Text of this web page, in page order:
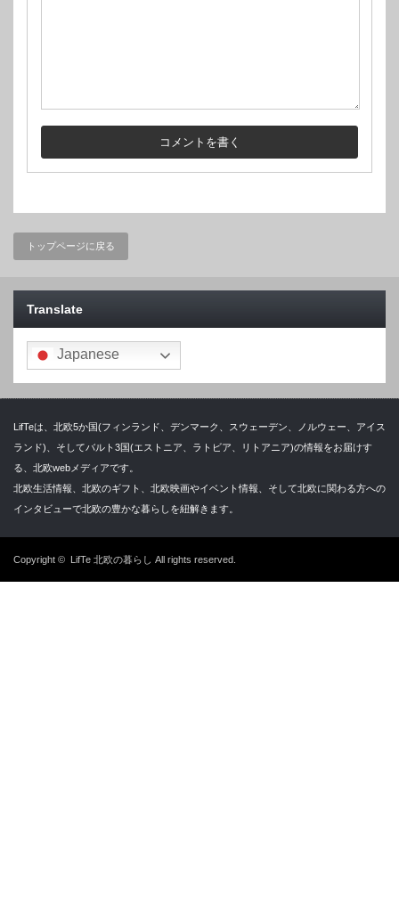
トップページに戻る
Translate
Japanese
LifTeは、北欧5か国(フィンランド、デンマーク、スウェーデン、ノルウェー、アイス
ランド)、そしてバルト3国(エストニア、ラトビア、リトアニア)の情報をお届けす
る、北欧webメディアです。
北欧生活情報、北欧のギフト、北欧映画やイベント情報、そして北欧に関わる方への
インタビューで北欧の豊かな暮らしを紐解きます。
Copyright © LifTe 北欧の暮らし All rights reserved.